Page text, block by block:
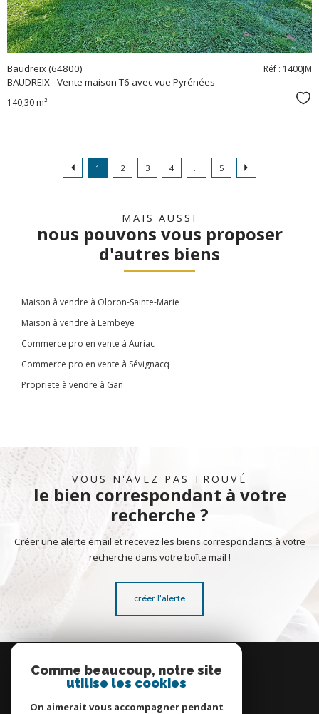
Baudreix (64800)
BAUDREIX - Vente maison T6 avec vue Pyrénées
Réf : 1400JM
140,30 m² -
1 2 3 4 5
MAIS AUSSI
nous pouvons vous proposer
d'autres biens
Maison à vendre à Oloron-Sainte-Marie
Maison à vendre à Lembeye
Commerce pro en vente à Auriac
Commerce pro en vente à Sévignacq
Propriete à vendre à Gan
VOUS N'AVEZ PAS TROUVÉ
le bien correspondant à votre
recherche ?
Créer une alerte email et recevez les biens correspondants à votre
recherche dans votre boîte mail !
créer l'alerte
connecter
espace propriétaire
Comme beaucoup, notre site
utilise les cookies
On aimerait vous accompagner pendant